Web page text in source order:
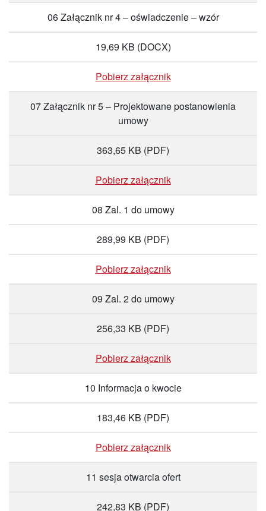
06 Załącznik nr 4 – oświadczenie – wzór
19,69 KB (DOCX)
Pobierz załącznik
07 Załącznik nr 5 – Projektowane postanowienia
umowy
363,65 KB (PDF)
Pobierz załącznik
08 Zal. 1 do umowy
289,99 KB (PDF)
Pobierz załącznik
09 Zal. 2 do umowy
256,33 KB (PDF)
Pobierz załącznik
10 Informacja o kwocie
183,46 KB (PDF)
Pobierz załącznik
11 sesja otwarcia ofert
242,83 KB (PDF)